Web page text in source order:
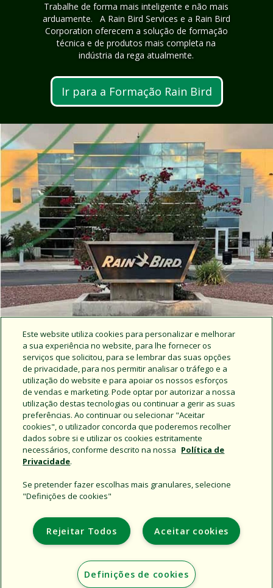
Trabalhe de forma mais inteligente e não mais
arduamente. A Rain Bird Services e a Rain Bird
Corporation oferecem a solução de formação
técnica e de produtos mais completa na
indústria da rega atualmente.
Ir para a Formação Rain Bird
Notícias da Rain Bird
Support
Institucional
Additional Sites
Este website utiliza cookies para personalizar e melhorar
a sua experiência no website, para lhe fornecer os
serviços que solicitou, para se lembrar das suas opções
de privacidade, para nos permitir analisar o tráfego e a
utilização do website e para apoiar os nossos esforços
de vendas e marketing. Pode optar por autorizar a nossa
utilização destas tecnologias ou continuar a gerir as suas
preferências. Ao continuar ou selecionar "Aceitar
cookies", o utilizador concorda que poderemos recolher
dados sobre si e utilizar os cookies estritamente
necessários, conforme descrito na nossa Política de
Privacidade.
Se pretender fazer escolhas mais granulares, selecione
"Definições de cookies"
Aceitar cookies
Rejeitar Todos
Definições de cookies